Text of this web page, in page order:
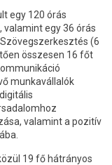
egy 120 órás
valamint egy 36 órás
(6
összesen 16 főt
munkavállalók
valamint a pozitív
19 fő hátrányos